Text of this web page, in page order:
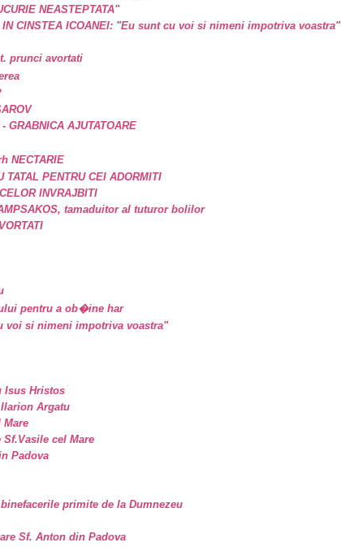
NEASTEPTATA"
IN CINSTEA ICOANEI: "Eu sunt cu voi si nimeni impotriva voastra"
prunci avortati
GRABNICA AJUTATOARE
NECTARIE
TATAL PENTRU CEI ADORMITI
INVRAJBITI
tamaduitor al tuturor bolilor
pentru a ob�ine har
voi si nimeni impotriva voastra"
Isus Hristos
Argatu
Mare
cel Mare
Padova
primite de la Dumnezeu
Sf. Anton din Padova